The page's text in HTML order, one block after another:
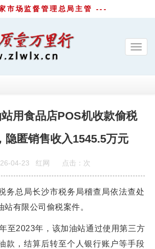
市场监督管理总局主管 ---
用食品店POS机收款偷税
隐匿销售收入1545.5万元
04-23 红网 点击： 次
总局长沙市税务局稽查局依法查处
站有限公司偷税案件。
2023年，该加油站通过使用第三方
款，结算后转至个人银行账户等手段